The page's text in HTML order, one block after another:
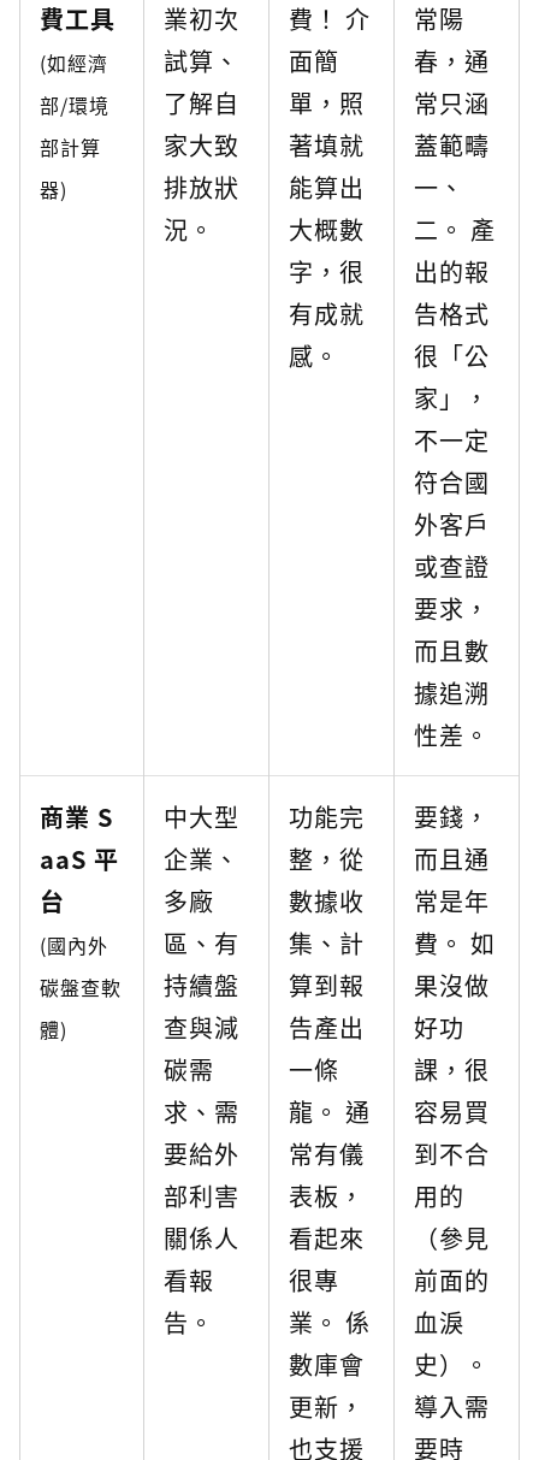
費工具
(如經濟
部/環境
部計算
器)
業初次
試算、
了解自
家大致
排放狀
況。
費！ 介
面簡
單，照
著填就
能算出
大概數
字，很
有成就
感。
常陽
春，通
常只涵
蓋範疇
一、
二。 產
出的報
告格式
很「公
家」，
不一定
符合國
外客戶
或查證
要求，
而且數
據追溯
性差。
商業 S
aaS 平
台
(國內外
碳盤查軟
體)
中大型
企業、
多廠
區、有
持續盤
查與減
碳需
求、需
要給外
部利害
關係人
看報
告。
功能完
整，從
數據收
集、計
算到報
告產出
一條
龍。 通
常有儀
表板，
看起來
很專
業。 係
數庫會
更新，
也支援
要錢，
而且通
常是年
費。 如
果沒做
好功
課，很
容易買
到不合
用的
（參見
前面的
血淚
史）。
導入需
要時